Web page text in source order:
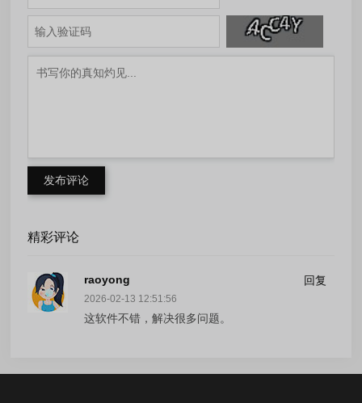
发布评论
精彩评论
raoyong 回复
2026-02-13 12:51:56
这软件不错，解决很多问题。